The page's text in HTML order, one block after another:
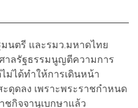
นตรี และรมว.มหาดไทย
าลรัฐธรรมนูญตีความการ
ม่ได้ทำให้การเดินหน้า
ดุดลง เพราะพระราชกำหนด
ชกิจจานุเบกษาแล้ว